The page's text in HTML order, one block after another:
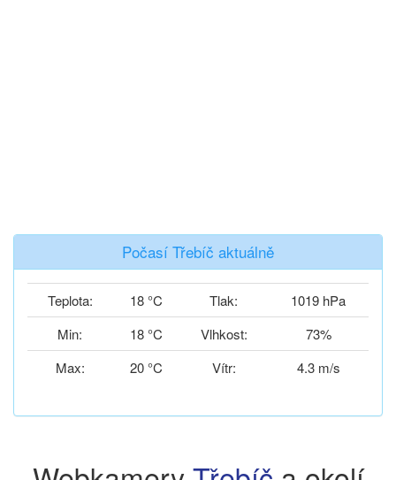
Počasí Třebíč aktuálně
Teplota: 18 °C Tlak:
1019 hPa
Min:
18 °C Vlhkost:
73%
Max:
20 °C Vítr: 4.3 m/s